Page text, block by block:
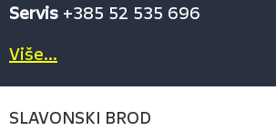
Servis +385 52 535 696
Više...
SLAVONSKI BROD